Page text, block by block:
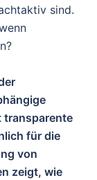
sind.
transparente
für die
von
zeigt, wie